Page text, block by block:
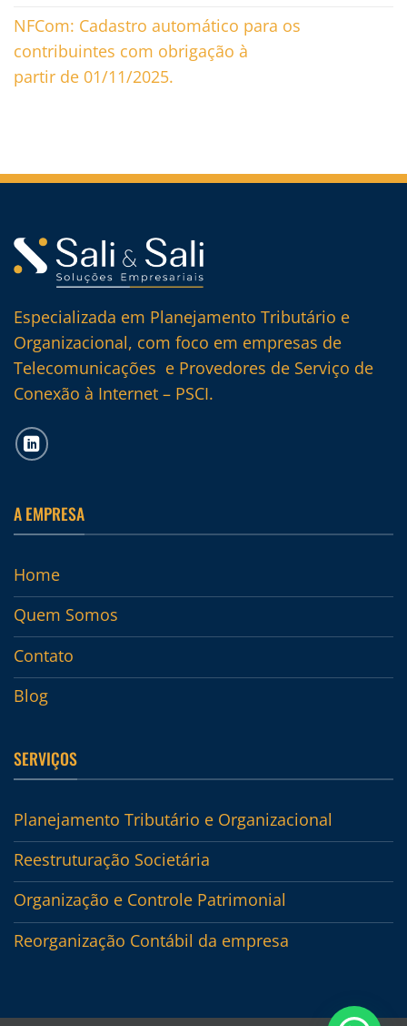
NFCom: Cadastro automático para os
contribuintes com obrigação à
partir de 01/11/2025.
Especializada em Planejamento Tributário e
Organizacional, com foco em empresas de
Telecomunicações e Provedores de Serviço de
Conexão à Internet – PSCI.
A EMPRESA
Home
Quem Somos
Contato
Blog
SERVIÇOS
Planejamento Tributário e Organizacional
Reestruturação Societária
Organização e Controle Patrimonial
Reorganização Contábil da empresa